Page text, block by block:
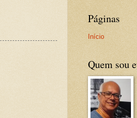
Páginas
Início
Quem sou